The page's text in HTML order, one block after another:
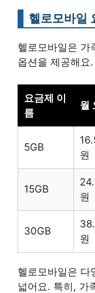
헬로모바일
헬로모바일은 가
옵션을 제공해요.
요금제 이
름
월
5GB
원
15GB
원
30GB
원
헬로모바일은 다
넓어요. 특히, 가